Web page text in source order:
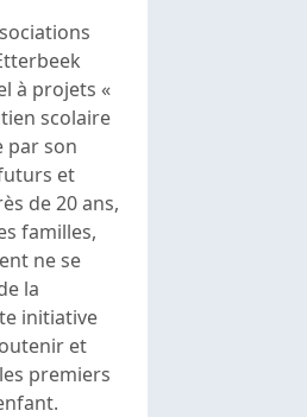
à projets «
scolaire
par son
et
de 20 ans,
familles,
ne se
la
initiative
et
premiers